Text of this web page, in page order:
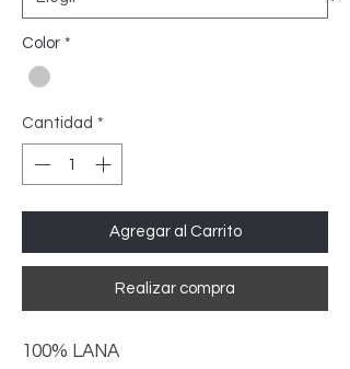
Color *
Cantidad *
Agregar al Carrito
Realizar compra
100% LANA